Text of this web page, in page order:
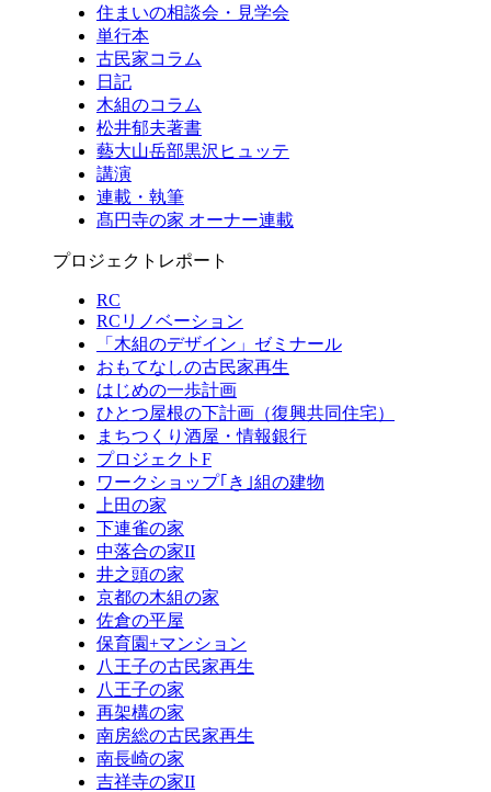
住まいの相談会・見学会
単行本
古民家コラム
日記
木組のコラム
松井郁夫著書
藝大山岳部黒沢ヒュッテ
講演
連載・執筆
髙円寺の家 オーナー連載
プロジェクトレポート
RC
RCリノベーション
「木組のデザイン」ゼミナール
おもてなしの古民家再生
はじめの一歩計画
ひとつ屋根の下計画（復興共同住宅）
まちつくり酒屋・情報銀行
プロジェクトF
ワークショップ｢き｣組の建物
上田の家
下連雀の家
中落合の家II
井之頭の家
京都の木組の家
佐倉の平屋
保育園+マンション
八王子の古民家再生
八王子の家
再架構の家
南房総の古民家再生
南長崎の家
吉祥寺の家II